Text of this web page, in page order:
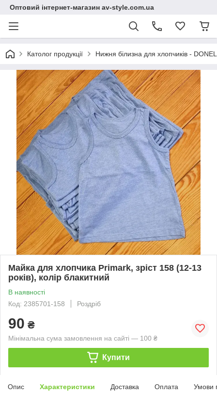
Оптовий інтернет-магазин av-style.com.ua
Католог продукції Нижня білизна для хлопчиків -
Майка для хлопчика Primark, зріст 158 (12-13
років), колір блакитний
В наявності
Код: 2385701-158
Роздріб
90 ₴
Мінімальна сума замовлення на сайті — 100 ₴
Купити
Опис Характеристики Доставка Оплата Умови